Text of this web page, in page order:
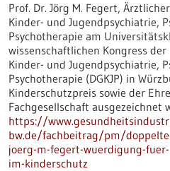
Prof. Dr. Jörg M. Fegert,
Kinder-​ und Jugendpsychiatrie,
Psychotherapie am
wissenschaftlichen Kongress
Kinder-​ und Jugendpsychiatrie,
Psychotherapie (DGKJP) in
Kinderschutzpreis sowie der
Fachgesellschaft ausgezeichnet
https://
bw.de/fachbeitrag/pm/
joerg-m-fegert-wuerdigung-
im-kinderschutz